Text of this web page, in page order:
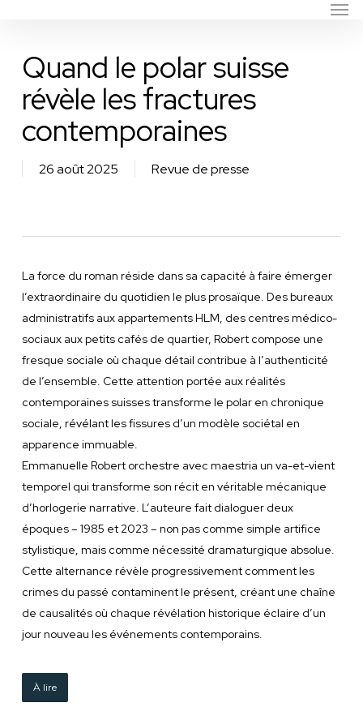
contentQuand le polar suisse
révèle les fractures
contemporaines
26 août 2025 Revue de presse
La force du roman réside dans sa capacité à faire émerger
l’extraordinaire du quotidien le plus prosaïque. Des bureaux
administratifs aux appartements HLM, des centres médico-
sociaux aux petits cafés de quartier, Robert compose une
fresque sociale où chaque détail contribue à l’authenticité
de l’ensemble. Cette attention portée aux réalités
contemporaines suisses transforme le polar en chronique
sociale, révélant les fissures d’un modèle sociétal en
apparence immuable.
Emmanuelle Robert orchestre avec maestria un va-et-vient
temporel qui transforme son récit en véritable mécanique
d’horlogerie narrative. L’auteure fait dialoguer deux
époques – 1985 et 2023 – non pas comme simple artifice
stylistique, mais comme nécessité dramaturgique absolue.
Cette alternance révèle progressivement comment les
crimes du passé contaminent le présent, créant une chaîne
de causalités où chaque révélation historique éclaire d’un
jour nouveau les événements contemporains.
À lire